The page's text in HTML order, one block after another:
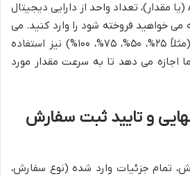
در کادر مربوط به Amount (یا مقدار)، تعداد واحد از دارایی دیجیتال
می خواهید فروخته شود را وارد کنید. می
توانید از درصد موجودی (مثلاً ۲۵%، ۵۰%، ۷۵%، ۱۰۰%) نیز استفاده
اجازه می دهد تا به سرعت مقدار مورد
نهایی و تایید ثبت سفارش
تمام جزئیات وارد شده (نوع سفارش،